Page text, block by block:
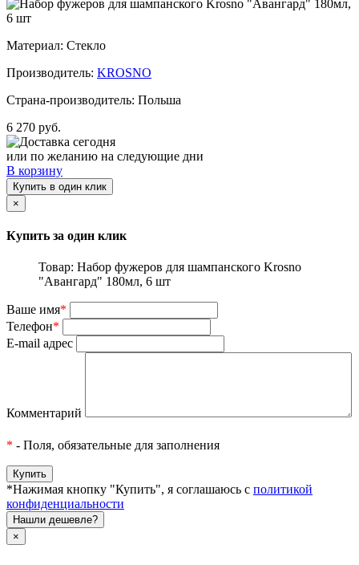
Материал: Стекло
Производитель: KROSNO
Страна-производитель: Польша
6 270 руб.
Доставка сегодня
или по желанию на следующие дни
В корзину
Купить в один клик
×
Купить за один клик
Товар: Набор фужеров для шампанского Krosno
"Авангард" 180мл, 6 шт
Ваше имя*
Телефон*
E-mail адрес
Комментарий
* - Поля, обязательные для заполнения
*Нажимая кнопку "Купить", я соглашаюсь с политикой
конфиденциальности
Нашли дешевле?
×